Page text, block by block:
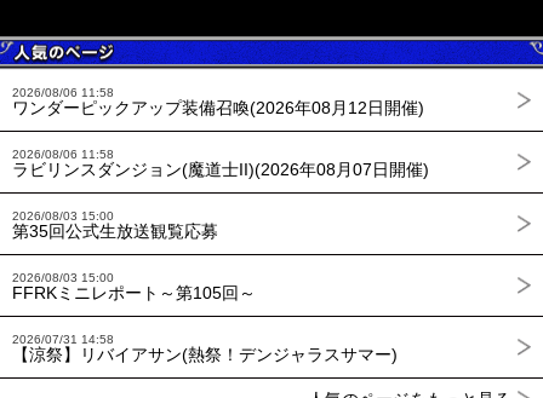
2026/08/06 11:58
ワンダーピックアップ装備召喚(2026年08月12日開催)
2026/08/06 11:58
ラビリンスダンジョン(魔道士II)(2026年08月07日開催)
2026/08/03 15:00
第35回公式生放送観覧応募
2026/08/03 15:00
FFRKミニレポート～第105回～
2026/07/31 14:58
【涼祭】リバイアサン(熱祭！デンジャラスサマー)